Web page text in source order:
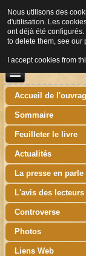
Accueil de
Sommaire
Feuilleter le livre
Actualités
La presse en parle
L'avis des lecteurs
Controverse
Photos
Liens Web
Nous utilisons des
d'utilisation. Les
ont déjà été
to delete them, see our
I accept cookies from